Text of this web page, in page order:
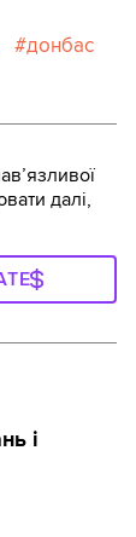
донбас
далі,
і